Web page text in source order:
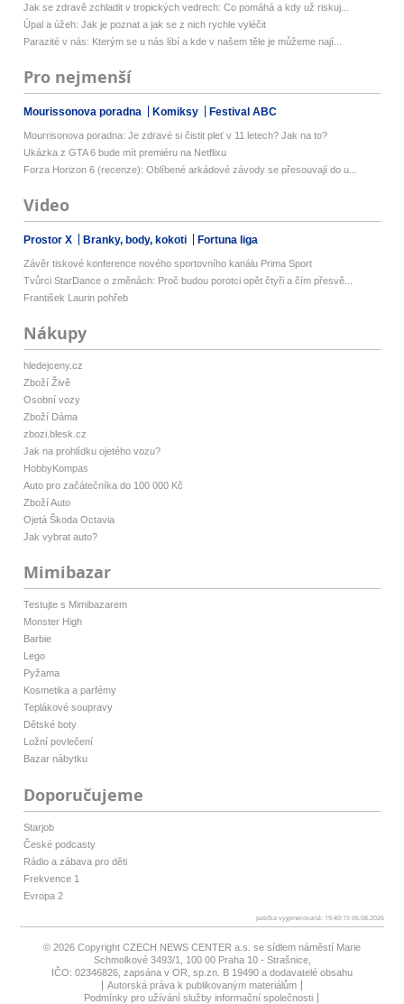
Jak se zdravě zchladit v tropických vedrech: Co pomáhá a kdy už riskuj...
Úpal a úžeh: Jak je poznat a jak se z nich rychle vyléčit
Parazité v nás: Kterým se u nás líbí a kde v našem těle je můžeme nají...
Pro nejmenší
Mourissonova poradna Komiksy Festival ABC
Mourrisonova poradna: Je zdravé si čistit pleť v 11 letech? Jak na to?
Ukázka z GTA 6 bude mít premiéru na Netflixu
Forza Horizon 6 (recenze): Oblíbené arkádové závody se přesouvají do u...
Video
Prostor X Branky, body, kokoti Fortuna liga
Závěr tiskové konference nového sportovního kanálu Prima Sport
Tvůrci StarDance o změnách: Proč budou porotci opět čtyři a čím přesvě...
František Laurin pohřeb
Nákupy
hledejceny.cz
Zboží Živě
Osobní vozy
Zboží Dáma
zbozi.blesk.cz
Jak na prohlídku ojetého vozu?
HobbyKompas
Auto pro začátečníka do 100 000 Kč
Zboží Auto
Ojetá Škoda Octavia
Jak vybrat auto?
Mimibazar
Testujte s Mimibazarem
Monster High
Barbie
Lego
Pyžama
Kosmetika a parfémy
Teplákové soupravy
Dětské boty
Ložní povlečení
Bazar nábytku
Doporučujeme
Starjob
České podcasty
Rádio a zábava pro děti
Frekvence 1
Evropa 2
patička vygenerovaná: 19:40:15 06.08.2026
© 2026 Copyright CZECH NEWS CENTER a.s. se sídlem náměstí Marie
Schmolkové 3493/1, 100 00 Praha 10 - Strašnice,
IČO: 02346826, zapsána v OR, sp.zn. B 19490 a dodavatelé obsahu
Autorská práva k publikovaným materiálům
Podmínky pro užívání služby informační společnosti